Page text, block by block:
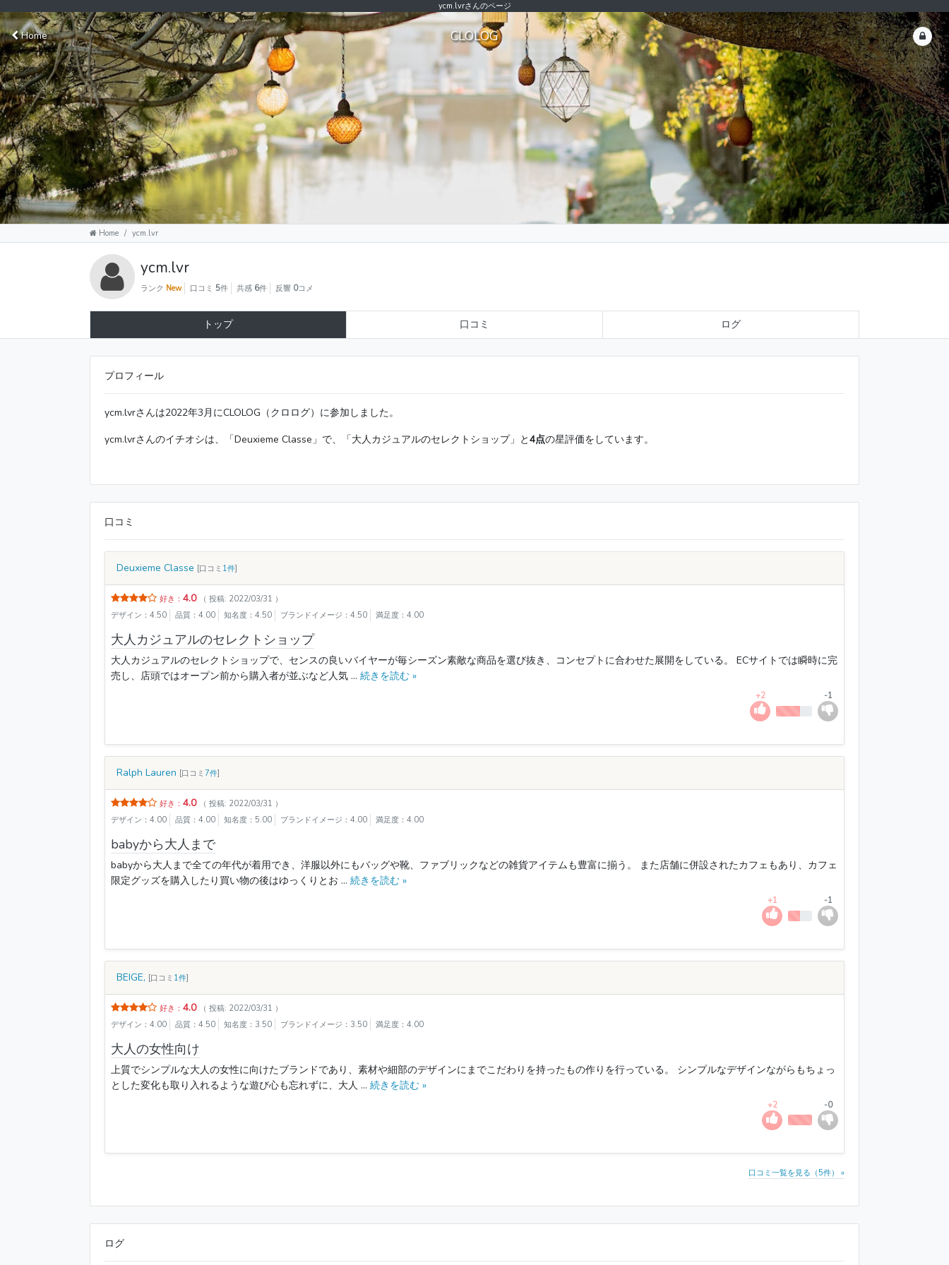
ycm.lvrさんのページ
Home CLOLOG
Home ycm.lvr
ycm.lvr
ランク New 口コミ 5件 共感 6件 反響 0コメ
トップ 口コミ ログ
プロフィール
ycm.lvrさんは2022年3月にCLOLOG（クロログ）に参加しました。
ycm.lvrさんのイチオシは、「Deuxieme Classe」で、「大人カジュアルのセレクトショップ」と4点の星評価をしています。
口コミ
Deuxieme Classe [口コミ 1件]
好き： 4.0
（ 投稿: 2022/03/31 ）
デザイン：4.50
品質：4.00 知名度：4.50 ブランドイメージ：4.50 満足度：4.00
大人カジュアルのセレクトショップ
大人カジュアルのセレクトショップで、センスの良いバイヤーが毎シーズン素敵な商品を選び抜き、コンセプトに合わせた展開をしている。 ECサイトでは瞬時に完
売し、店頭ではオープン前から購入者が並ぶなど人気 ... 続きを読む »
+2 -1
Ralph Lauren [口コミ 7件]
好き： 4.0
（ 投稿: 2022/03/31 ）
デザイン：4.00
品質：4.00 知名度：5.00 ブランドイメージ：4.00 満足度：4.00
babyから大人まで
babyから大人まで全ての年代が着用でき、洋服以外にもバッグや靴、ファブリックなどの雑貨アイテムも豊富に揃う。 また店舗に併設されたカフェもあり、カフェ
限定グッズを購入したり買い物の後はゆっくりとお ... 続きを読む »
+1 -1
BEIGE, [口コミ 1件]
好き： 4.0
（ 投稿: 2022/03/31 ）
デザイン：4.00
品質：4.50 知名度：3.50 ブランドイメージ：3.50 満足度：4.00
大人の女性向け
上質でシンプルな大人の女性に向けたブランドであり、素材や細部のデザインにまでこだわりを持ったもの作りを行っている。 シンプルなデザインながらもちょっ
とした変化も取り入れるような遊び心も忘れずに、大人 ... 続きを読む »
+2 -0
口コミ一覧を見る（5件） »
ログ